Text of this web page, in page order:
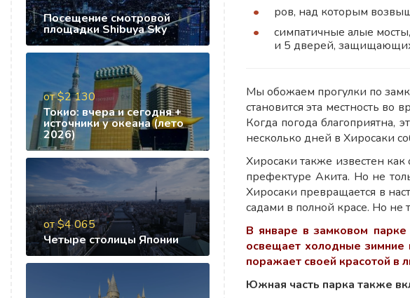
Посещение смотровой
площадки Shibuya Sky
от $2 130
Токио: вчера и сегодня +
источники у океана (лето
2026)
от $4 065
Четыре столицы Японии
ров, над которым
симпатичные алые
и 5 дверей,
Мы обожаем прогулки по
становится эта местность
Когда погода благоприятна,
несколько дней в Хиросаки
Хиросаки также известен
префектуре Акита. Но не
Хиросаки превращается в
садами в полной красе. Но не
В январе в замковом
освещает холодные зимние
поражает своей красотой в
Южная часть парка также